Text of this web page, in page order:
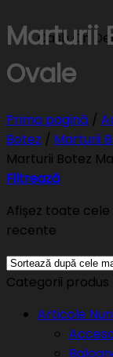
Cash On
Marturii
Ovale
Prima pagină /
Botez / Marturii
Marturii Botez
Filtrează
Afișez toate cele
recente
Categorii produs
Articole